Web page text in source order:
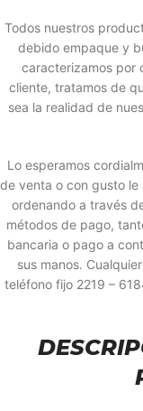
Todos nuestros
debido empaque y
caracterizamos por
cliente, tratamos de
sea la realidad de
Lo esperamos
de venta o con gusto
ordenando a través
métodos de pago,
bancaria o pago a
sus manos.
teléfono fijo 2219 –